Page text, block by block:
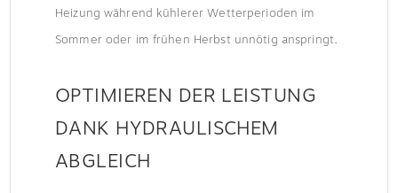
Heizung während kühlerer Wetterperioden im
Sommer oder im frühen Herbst unnötig anspringt.
OPTIMIEREN DER LEISTUNG
DANK HYDRAULISCHEM
ABGLEICH